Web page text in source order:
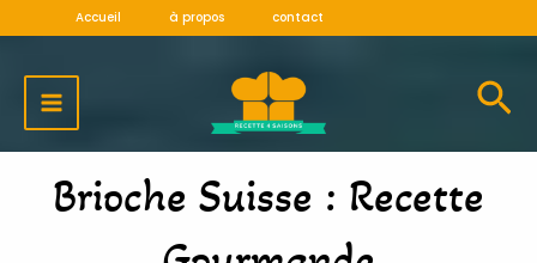
contenu
Accueil à propos contact
MENU
Brioche Suisse : Recette